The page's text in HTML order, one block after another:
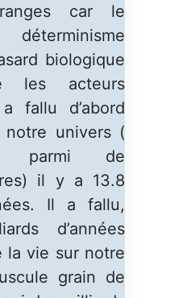
car le
biologique
acteurs
fallu d’abord
notre univers (
parmi de
il y a 13.8
Il a fallu,
d’années
la vie sur notre
grain de